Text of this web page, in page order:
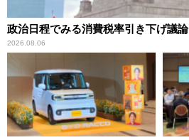
政治日程でみる消費税率引き下げ議論
2026.08.06